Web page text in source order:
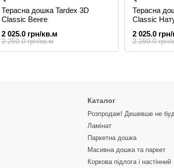
Терасна дошка Tardex 3D
Classic Венге
2 250.0 грн/кв.м
2 025.0 грн/кв.м
Терасна
Classic
2 250.0 грн/
2 025.0
Каталог
Розпродаж! Дешевше не
Ламінат
Паркетна дошка
Масивна дошка та паркет
Коркова підлога і настінний